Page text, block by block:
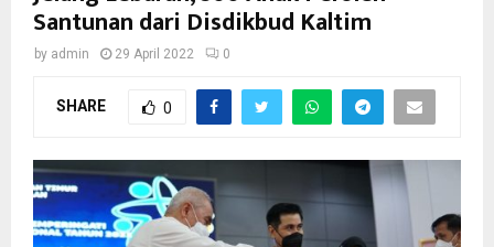
Santunan dari Disdikbud Kaltim
by admin 29 April 2022 0
SHARE 0